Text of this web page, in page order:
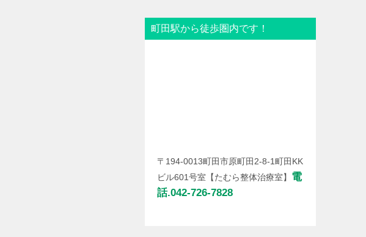
町田駅から徒歩圏内です！
〒194-0013町田市原町田2-8-1町田KK
ビル601号室【たむら整体治療室】 電
話.042-726-7828